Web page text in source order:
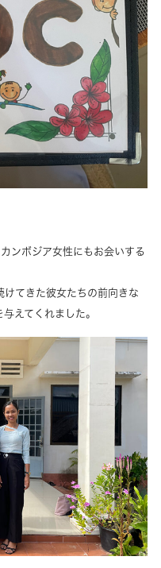
ンボジア女性にもお会いする
けてきた彼女たちの前向きな
えてくれました。